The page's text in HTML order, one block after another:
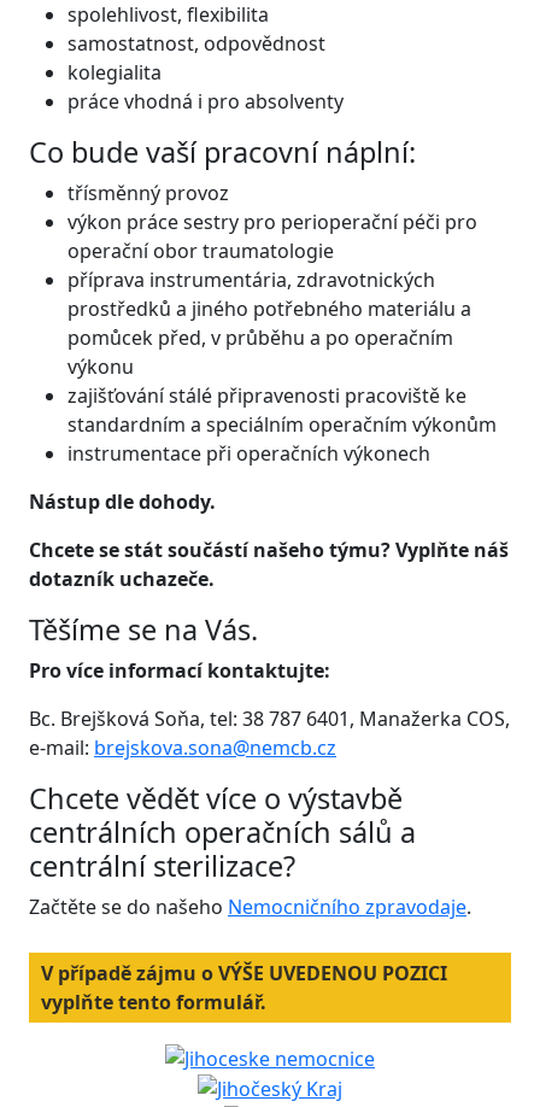
spolehlivost, flexibilita
samostatnost, odpovědnost
kolegialita
práce vhodná i pro absolventy
Co bude vaší pracovní náplní:
třísměnný provoz
výkon práce sestry pro perioperační péči pro
operační obor traumatologie
příprava instrumentária, zdravotnických
prostředků a jiného potřebného materiálu a
pomůcek před, v průběhu a po operačním
výkonu
zajišťování stálé připravenosti pracoviště ke
standardním a speciálním operačním výkonům
instrumentace při operačních výkonech
Nástup dle dohody.
Chcete se stát součástí našeho týmu? Vyplňte náš
dotazník uchazeče.
Těšíme se na Vás.
Pro více informací kontaktujte:
Bc. Brejšková Soňa, tel: 38 787 6401, Manažerka COS,
e-mail: brejskova.sona@nemcb.cz
Chcete vědět více o výstavbě
centrálních operačních sálů a
centrální sterilizace?
Začtěte se do našeho Nemocničního zpravodaje.
V případě zájmu o VÝŠE UVEDENOU POZICI
vyplňte tento formulář.